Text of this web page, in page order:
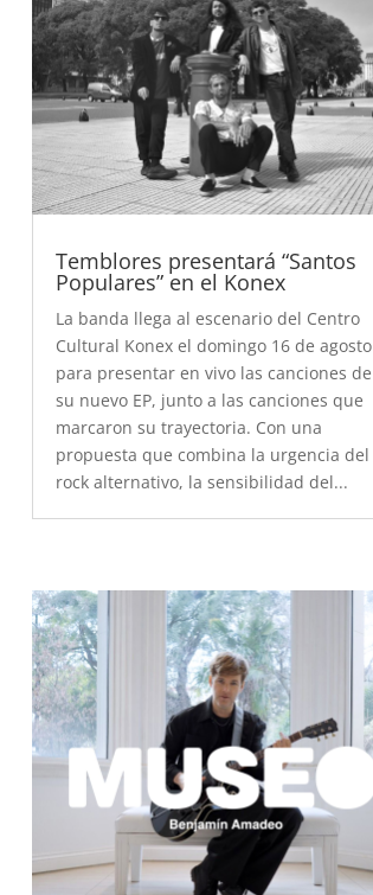
Temblores presentará “Santos
Populares” en el Konex
La banda llega al escenario del Centro
Cultural Konex el domingo 16 de agosto
para presentar en vivo las canciones de
su nuevo EP, junto a las canciones que
marcaron su trayectoria. Con una
propuesta que combina la urgencia del
rock alternativo, la sensibilidad del...